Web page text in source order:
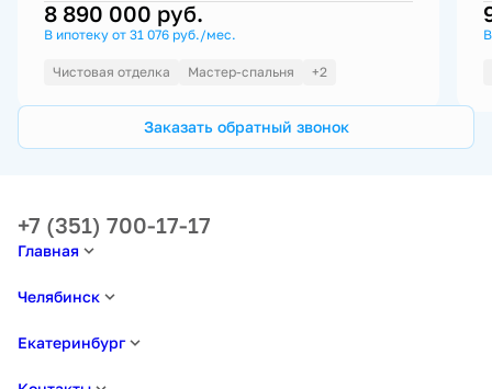
8 890 000 руб.
В ипотеку от 31 076 руб./мес.
Чистовая отделка Мастер-спальня +2
Заказать обратный звонок
Главная
Челябинск
Екатеринбург
+7 (351) 700-17-17